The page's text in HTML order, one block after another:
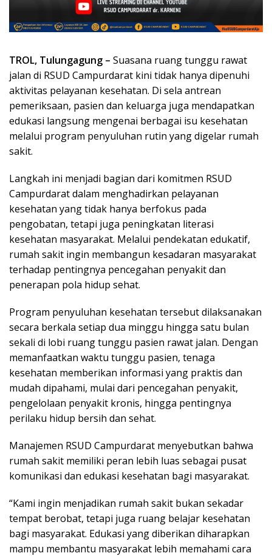
TROL, Tulungagung – Suasana ruang tunggu rawat
jalan di RSUD Campurdarat kini tidak hanya dipenuhi
aktivitas pelayanan kesehatan. Di sela antrean
pemeriksaan, pasien dan keluarga juga mendapatkan
edukasi langsung mengenai berbagai isu kesehatan
melalui program penyuluhan rutin yang digelar rumah
sakit.
Langkah ini menjadi bagian dari komitmen RSUD
Campurdarat dalam menghadirkan pelayanan
kesehatan yang tidak hanya berfokus pada
pengobatan, tetapi juga peningkatan literasi
kesehatan masyarakat. Melalui pendekatan edukatif,
rumah sakit ingin membangun kesadaran masyarakat
terhadap pentingnya pencegahan penyakit dan
penerapan pola hidup sehat.
Program penyuluhan kesehatan tersebut dilaksanakan
secara berkala setiap dua minggu hingga satu bulan
sekali di lobi ruang tunggu pasien rawat jalan. Dengan
memanfaatkan waktu tunggu pasien, tenaga
kesehatan memberikan informasi yang praktis dan
mudah dipahami, mulai dari pencegahan penyakit,
pengelolaan penyakit kronis, hingga pentingnya
perilaku hidup bersih dan sehat.
Manajemen RSUD Campurdarat menyebutkan bahwa
rumah sakit memiliki peran lebih luas sebagai pusat
komunikasi dan edukasi kesehatan bagi masyarakat.
“Kami ingin menjadikan rumah sakit bukan sekadar
tempat berobat, tetapi juga ruang belajar kesehatan
bagi masyarakat. Edukasi yang diberikan diharapkan
mampu membantu masyarakat lebih memahami cara